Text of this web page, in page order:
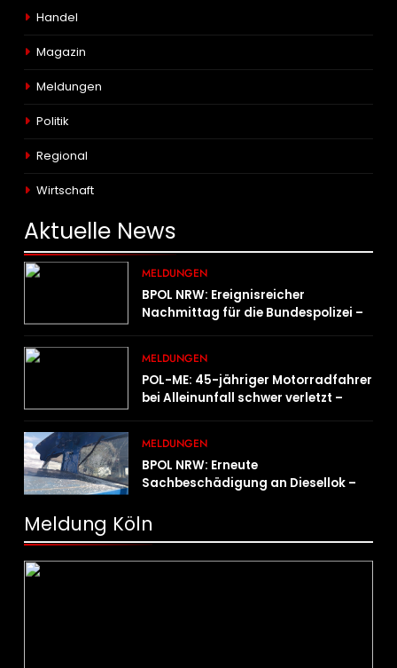
Handel
Magazin
Meldungen
Politik
Regional
Wirtschaft
Aktuelle News
MELDUNGEN
BPOL NRW: Ereignisreicher
Nachmittag für die Bundespolizei –
MELDUNGEN
POL-ME: 45-jähriger Motorradfahrer
bei Alleinunfall schwer verletzt –
MELDUNGEN
BPOL NRW: Erneute
Sachbeschädigung an Diesellok –
Meldung Köln